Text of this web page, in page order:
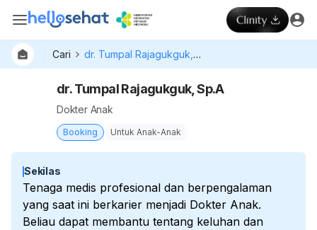
Cari dr. Tumpal Rajagukguk, Sp.A
dr. Tumpal Rajagukguk, Sp.A
Dokter Anak
Booking Untuk Anak-Anak
Sekilas
Tenaga medis profesional dan berpengalaman
yang saat ini berkarier menjadi Dokter Anak.
Beliau dapat membantu tentang keluhan dan